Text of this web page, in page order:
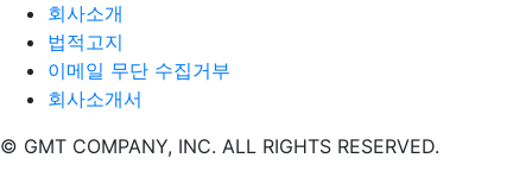
회사소개
법적고지
이메일 무단 수집거부
회사소개서
© GMT COMPANY, INC. ALL RIGHTS RESERVED.